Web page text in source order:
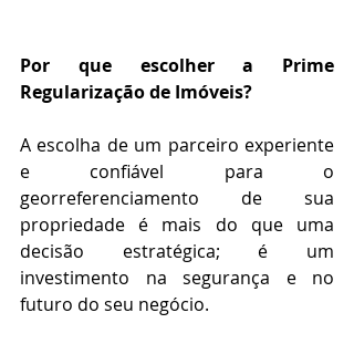
Por que escolher a Prime
Regularização de Imóveis?
A escolha de um parceiro experiente
e confiável para o
georreferenciamento de sua
propriedade é mais do que uma
decisão estratégica; é um
investimento na segurança e no
futuro do seu negócio.